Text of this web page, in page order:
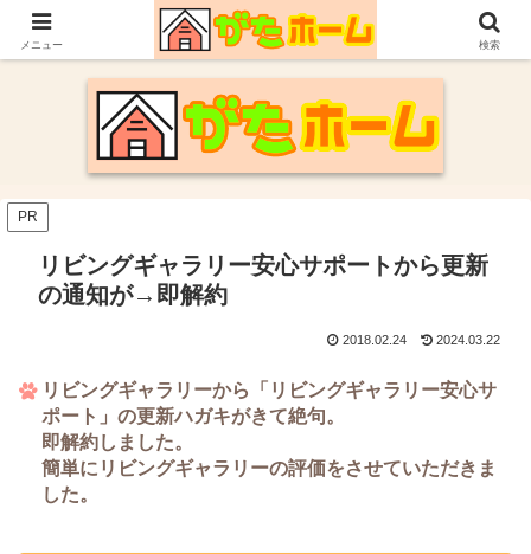
30代施主が自身の新潟での家づくり体験や参考にした情報についてまとめてい
ます。
PR
リビングギャラリー安心サポートから更新
の通知が→即解約
2018.02.24 2024.03.22
リビングギャラリーから「リビングギャラリー安心サ
ポート」の更新ハガキがきて絶句。
即解約しました。
簡単にリビングギャラリーの評価をさせていただきま
した。
メニュー 検索